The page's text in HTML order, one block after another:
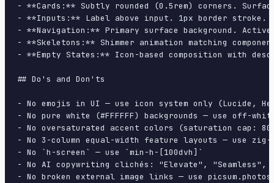
- **Cards:** Subtly rounded (0.5rem) corners.
- **Inputs:** Label above input. 1px border
- **Navigation:** Primary surface background.
- **Skeletons:** Shimmer animation matching
- **Empty States:** Icon-based composition with
## Do's and Don'ts
- No emojis in UI — use icon system only (Lucide,
- No pure white (#FFFFFF) backgrounds — use off-
- No oversaturated accent colors (saturation cap:
- No 3-column equal-width feature layouts — use zig-
- No `h-screen` — use `min-h-[100dvh]`
- No AI copywriting clichés: "Elevate", "Seamless",
- No broken external image links — use